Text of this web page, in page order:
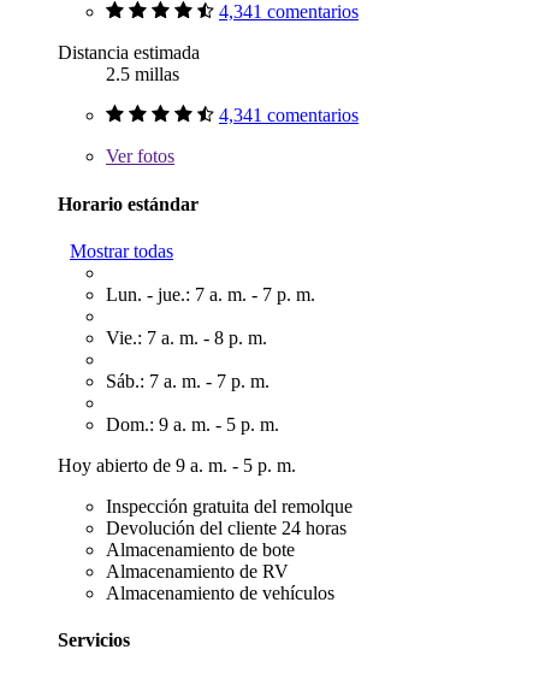
4,341 comentarios
Distancia estimada
2.5 millas
4,341 comentarios
Verfotos
Horario estándar
Mostrar todas
Lun. - jue.: 7 a. m. - 7 p. m.
Vie.: 7 a. m. - 8 p. m.
Sáb.: 7 a. m. - 7 p. m.
Dom.: 9 a. m. - 5 p. m.
Hoy abierto de 9 a. m. - 5 p. m.
Inspección gratuita del remolque
Devolución del cliente 24 horas
Almacenamiento de bote
Almacenamiento de RV
Almacenamiento de vehículos
Servicios